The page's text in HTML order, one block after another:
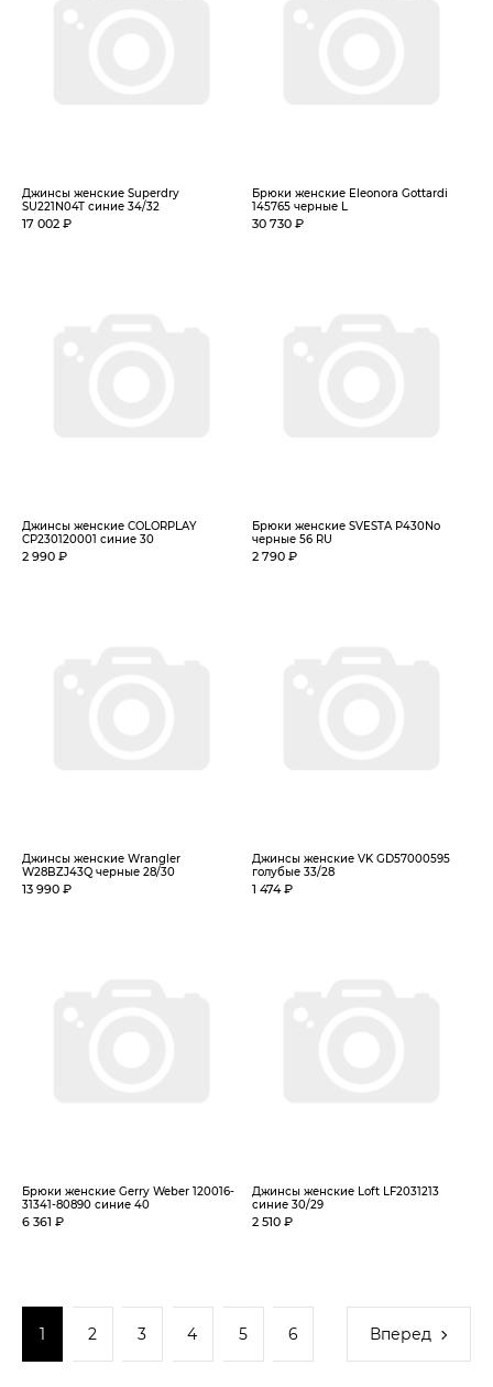
Джинсы женские Superdry
SU221N04T синие 34/32
17 002 ₽
Брюки женские Eleonora Gottardi
145765 черные L
30 730 ₽
Джинсы женские COLORPLAY
CP230120001 синие 30
2 990 ₽
Брюки женские SVESTA P430No
черные 56 RU
2 790 ₽
Джинсы женские Wrangler
W28BZJ43Q черные 28/30
13 990 ₽
Джинсы женские VK GD57000595
голубые 33/28
1 474 ₽
Брюки женские Gerry Weber 120016-
31341-80890 синие 40
6 361 ₽
Джинсы женские Loft LF2031213
синие 30/29
2 510 ₽
1 2 3 4 5 6 Вперед